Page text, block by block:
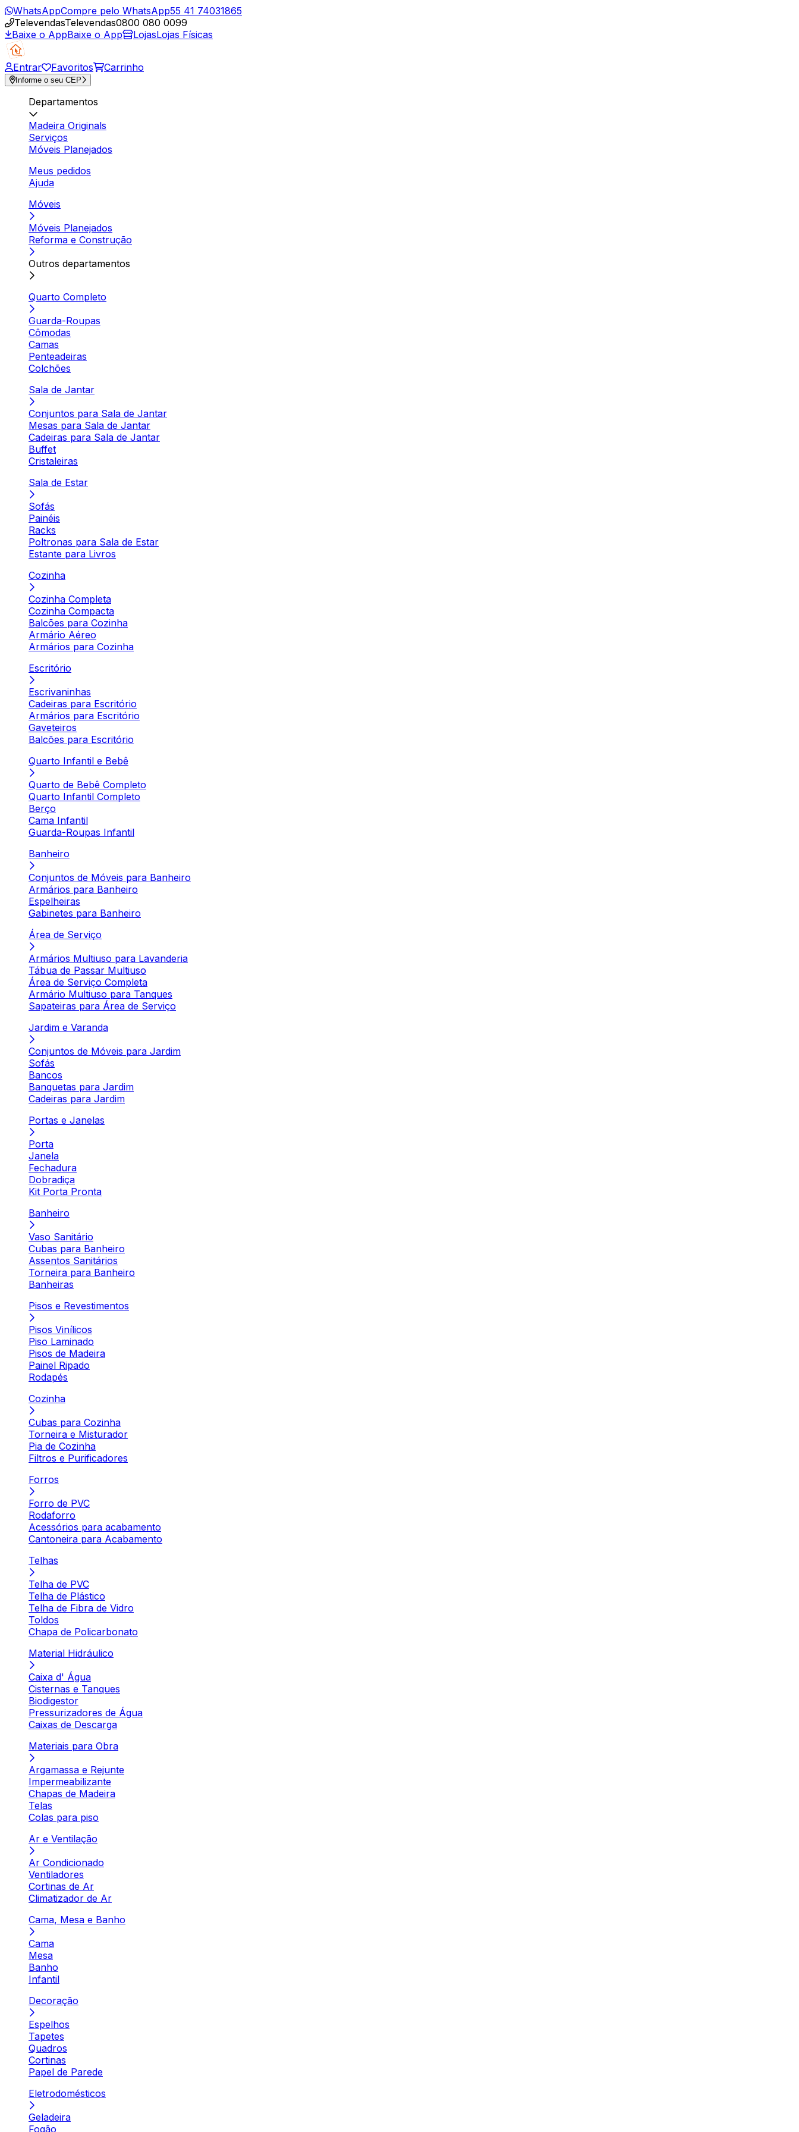
WhatsAppCompre pelo WhatsApp55 41 74031865
TelevendasTelevendas0800 080 0099
Baixe o AppBaixe o App LojasLojas Físicas
Entrar Favoritos Carrinho
Informe o seu CEP
Departamentos
Madeira Originals
Serviços
Móveis Planejados
Meus pedidos
Ajuda
Móveis
Móveis Planejados
Reforma e Construção
Outros departamentos
Quarto Completo
Guarda-Roupas
Cômodas
Camas
Penteadeiras
Colchões
Sala de Jantar
Conjuntos para Sala de Jantar
Mesas para Sala de Jantar
Cadeiras para Sala de Jantar
Buffet
Cristaleiras
Sala de Estar
Sofás
Painéis
Racks
Poltronas para Sala de Estar
Estante para Livros
Cozinha
Cozinha Completa
Cozinha Compacta
Balcões para Cozinha
Armário Aéreo
Armários para Cozinha
Escritório
Escrivaninhas
Cadeiras para Escritório
Armários para Escritório
Gaveteiros
Balcões para Escritório
Quarto Infantil e Bebê
Quarto de Bebê Completo
Quarto Infantil Completo
Berço
Cama Infantil
Guarda-Roupas Infantil
Banheiro
Conjuntos de Móveis para Banheiro
Armários para Banheiro
Espelheiras
Gabinetes para Banheiro
Área de Serviço
Armários Multiuso para Lavanderia
Tábua de Passar Multiuso
Área de Serviço Completa
Armário Multiuso para Tanques
Sapateiras para Área de Serviço
Jardim e Varanda
Conjuntos de Móveis para Jardim
Sofás
Bancos
Banquetas para Jardim
Cadeiras para Jardim
Portas e Janelas
Porta
Janela
Fechadura
Dobradiça
Kit Porta Pronta
Banheiro
Vaso Sanitário
Cubas para Banheiro
Assentos Sanitários
Torneira para Banheiro
Banheiras
Pisos e Revestimentos
Pisos Vinílicos
Piso Laminado
Pisos de Madeira
Painel Ripado
Rodapés
Cozinha
Cubas para Cozinha
Torneira e Misturador
Pia de Cozinha
Filtros e Purificadores
Forros
Forro de PVC
Rodaforro
Acessórios para acabamento
Cantoneira para Acabamento
Telhas
Telha de PVC
Telha de Plástico
Telha de Fibra de Vidro
Toldos
Chapa de Policarbonato
Material Hidráulico
Caixa d' Água
Cisternas e Tanques
Biodigestor
Pressurizadores de Água
Caixas de Descarga
Materiais para Obra
Argamassa e Rejunte
Impermeabilizante
Chapas de Madeira
Telas
Colas para piso
Ar e Ventilação
Ar Condicionado
Ventiladores
Cortinas de Ar
Climatizador de Ar
Cama, Mesa e Banho
Cama
Mesa
Banho
Infantil
Decoração
Espelhos
Tapetes
Quadros
Cortinas
Papel de Parede
Eletrodomésticos
Geladeira
Fogão